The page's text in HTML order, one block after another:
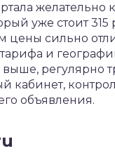
желательно
уже стоит 315
цены сильно
и
регулярно
кабинет,
объявления.